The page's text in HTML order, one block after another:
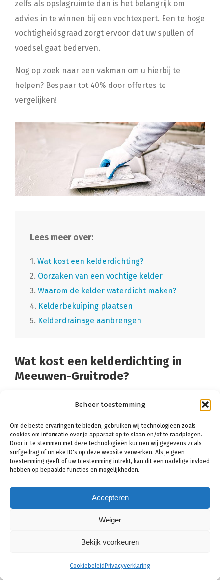
Beheer toestemming
Om de beste ervaringen te bieden, gebruiken wij technologieën zoals
cookies om informatie over je apparaat op te slaan en/of te raadplegen.
Door in te stemmen met deze technologieën kunnen wij gegevens zoals
surfgedrag of unieke ID's op deze website verwerken. Als je geen
toestemming geeft of uw toestemming intrekt, kan dit een nadelige invloed
hebben op bepaalde functies en mogelijkheden.
Accepteren
Weiger
Bekijk voorkeuren
Cookiebeleid Privacyverklaring
zelfs als opslagruimte dan is het belangrijk om
advies in te winnen bij een vochtexpert. Een te hoge
vochtigheidsgraad zorgt ervoor dat uw spullen of
voedsel gaat bederven.
Nog op zoek naar een vakman om u hierbij te
helpen? Bespaar tot 40% door offertes te
vergelijken!
Lees meer over:
1. Wat kost een kelderdichting?
2. Oorzaken van een vochtige kelder
3. Waarom de kelder waterdicht maken?
4. Kelderbekuiping plaatsen
5. Kelderdrainage aanbrengen
Wat kost een kelderdichting in
Meeuwen-Gruitrode?
een gemiddelde kelder van ongeveer 500cm x
350cm x 270 cm kost de kelderdichting ongeveer
€750,- tot €830,-. Dat is nog exclusief de afwerking
van de kelder, die betaalt u zelf nog.
Voor een permanente waterdichte kelder is het
verstandig om ook te kiezen voor een
kelderdrainage systeem. De kosten hiervoor
beginnen bij een eenvoudig systeem in een kleine
van de situatie, oplopen tot wel€10.000,-